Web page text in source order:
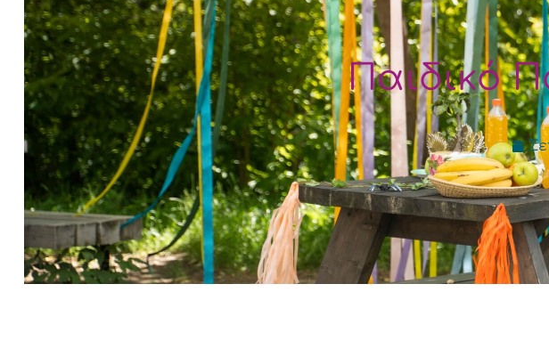
Μπομπονιέρες γάμος – βάπτιση
Γάμος
Γάμος – Βάπτιση
Αξεσουάρ Νύφης
Αξεσουάρ Παρανυφάκια
Ρύζι
Βραχιόλι
Μενταγιόν
Μπρελόκ
Καρφίτσα
Αγόρι
Κορίτσι
Δίδυμα
Παιδικό